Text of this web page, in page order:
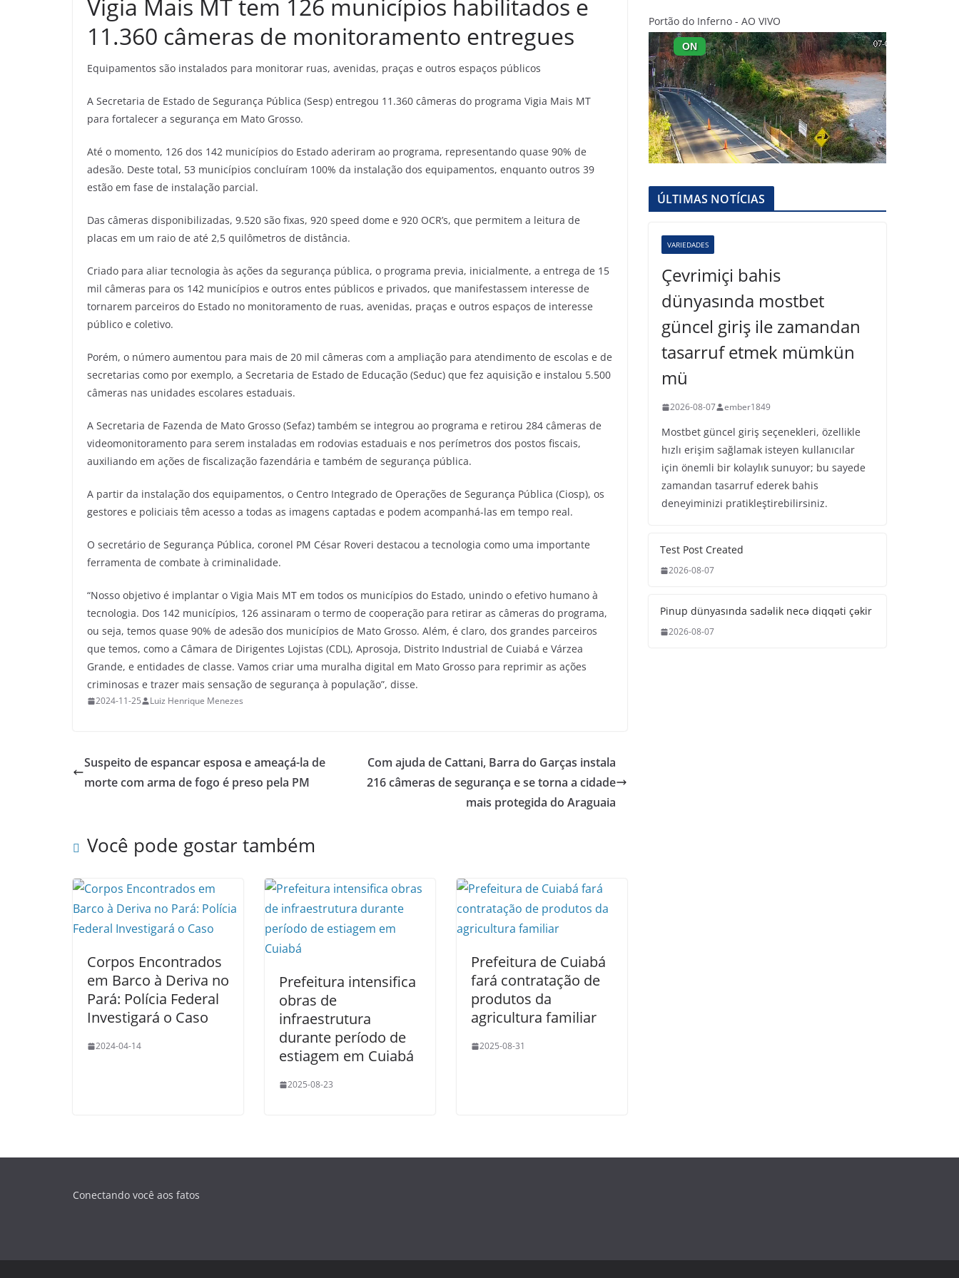
Vigia Mais MT tem 126 municípios habilitados e
11.360 câmeras de monitoramento entregues
Equipamentos são instalados para monitorar ruas, avenidas, praças e outros espaços públicos
A Secretaria de Estado de Segurança Pública (Sesp) entregou 11.360 câmeras do programa Vigia Mais MT
para fortalecer a segurança em Mato Grosso.
Até o momento, 126 dos 142 municípios do Estado aderiram ao programa, representando quase 90% de
adesão. Deste total, 53 municípios concluíram 100% da instalação dos equipamentos, enquanto outros 39
estão em fase de instalação parcial.
Das câmeras disponibilizadas, 9.520 são fixas, 920 speed dome e 920 OCR’s, que permitem a leitura de
placas em um raio de até 2,5 quilômetros de distância.
Criado para aliar tecnologia às ações da segurança pública, o programa previa, inicialmente, a entrega de 15
mil câmeras para os 142 municípios e outros entes públicos e privados, que manifestassem interesse de
tornarem parceiros do Estado no monitoramento de ruas, avenidas, praças e outros espaços de interesse
público e coletivo.
Porém, o número aumentou para mais de 20 mil câmeras com a ampliação para atendimento de escolas e de
secretarias como por exemplo, a Secretaria de Estado de Educação (Seduc) que fez aquisição e instalou 5.500
câmeras nas unidades escolares estaduais.
A Secretaria de Fazenda de Mato Grosso (Sefaz) também se integrou ao programa e retirou 284 câmeras de
videomonitoramento para serem instaladas em rodovias estaduais e nos perímetros dos postos fiscais,
auxiliando em ações de fiscalização fazendária e também de segurança pública.
A partir da instalação dos equipamentos, o Centro Integrado de Operações de Segurança Pública (Ciosp), os
gestores e policiais têm acesso a todas as imagens captadas e podem acompanhá-las em tempo real.
O secretário de Segurança Pública, coronel PM César Roveri destacou a tecnologia como uma importante
ferramenta de combate à criminalidade.
“Nosso objetivo é implantar o Vigia Mais MT em todos os municípios do Estado, unindo o efetivo humano à
tecnologia. Dos 142 municípios, 126 assinaram o termo de cooperação para retirar as câmeras do programa,
ou seja, temos quase 90% de adesão dos municípios de Mato Grosso. Além, é claro, dos grandes parceiros
que temos, como a Câmara de Dirigentes Lojistas (CDL), Aprosoja, Distrito Industrial de Cuiabá e Várzea
Grande, e entidades de classe. Vamos criar uma muralha digital em Mato Grosso para reprimir as ações
criminosas e trazer mais sensação de segurança à população”, disse.
2024-11-25 Luiz Henrique Menezes
Suspeito de espancar esposa e ameaçá-la de
morte com arma de fogo é preso pela PM
Com ajuda de Cattani, Barra do Garças instala
216 câmeras de segurança e se torna a cidade
mais protegida do Araguaia
Você pode gostar também
Corpos Encontrados
em Barco à Deriva no
Pará: Polícia Federal
Investigará o Caso
2024-04-14
Prefeitura intensifica
obras de
infraestrutura
durante período de
estiagem em Cuiabá
2025-08-23
Prefeitura de Cuiabá
fará contratação de
produtos da
agricultura familiar
2025-08-31
Portão do Inferno - AO VIVO
ÚLTIMAS NOTÍCIAS
VARIEDADES
Çevrimiçi bahis
dünyasında mostbet
güncel giriş ile zamandan
tasarruf etmek mümkün
mü
2026-08-07 ember1849
Mostbet güncel giriş seçenekleri, özellikle
hızlı erişim sağlamak isteyen kullanıcılar
için önemli bir kolaylık sunuyor; bu sayede
zamandan tasarruf ederek bahis
deneyiminizi pratikleştirebilirsiniz.
Test Post Created
2026-08-07
Pinup dünyasında sadəlik necə diqqəti çəkir
2026-08-07
Conectando você aos fatos